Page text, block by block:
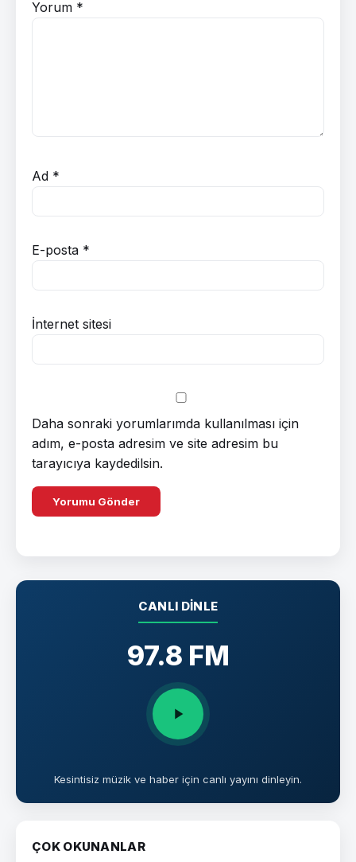
Yorum *
Ad *
E-posta *
İnternet sitesi
Daha sonraki yorumlarımda kullanılması için
adım, e-posta adresim ve site adresim bu
tarayıcıya kaydedilsin.
CANLI DINLE
97.8 FM
Kesintisiz müzik ve haber için canlı yayını dinleyin.
ÇOK OKUNANLAR